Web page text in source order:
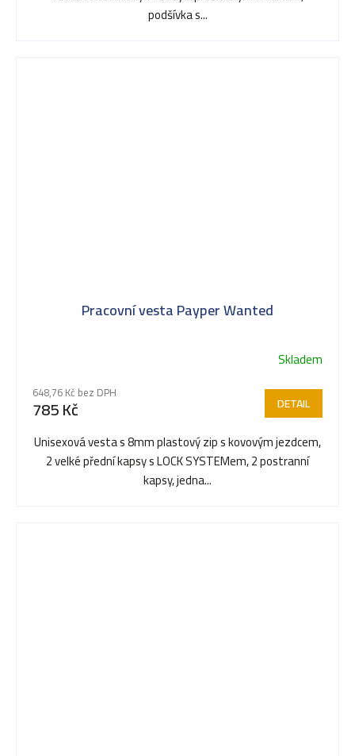
podšívka s...
Pracovní vesta Payper Wanted
Skladem
648,76 Kč bez DPH
785 Kč DETAIL
Unisexová vesta s 8mm plastový zip s kovovým jezdcem,
2 velké přední kapsy s LOCK SYSTEMem, 2 postranní
kapsy, jedna...